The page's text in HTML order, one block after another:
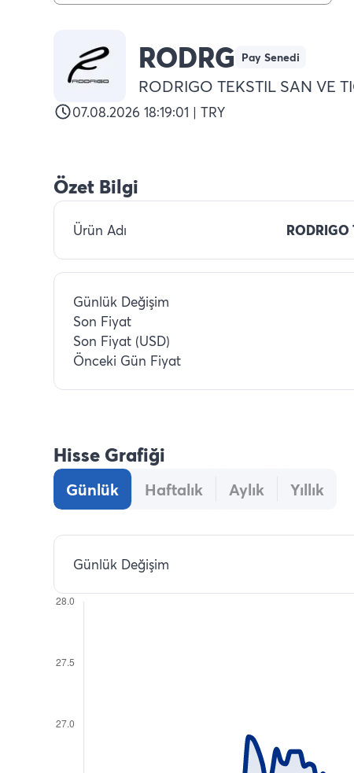
RODRG Pay Senedi
RODRIGO TEKSTIL SAN VE
07.08.2026 18:19:01 | TRY
Özet Bilgi
Ürün Adı RODRIGO
Günlük Değişim
Son Fiyat
Son Fiyat (USD)
Önceki Gün Fiyat
Hisse Grafiği
Günlük Haftalık Aylık Yıllık
Günlük Değişim